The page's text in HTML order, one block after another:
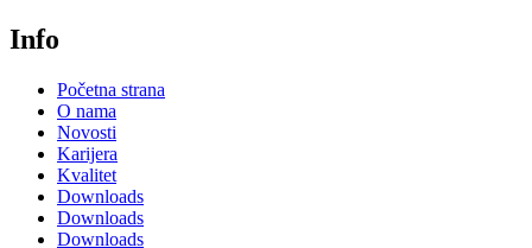
Info
Početna strana
O nama
Novosti
Karijera
Kvalitet
Downloads
Downloads
Downloads